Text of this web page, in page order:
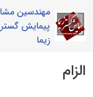
مهندسین
پیمایش گستر
زیما
الزام